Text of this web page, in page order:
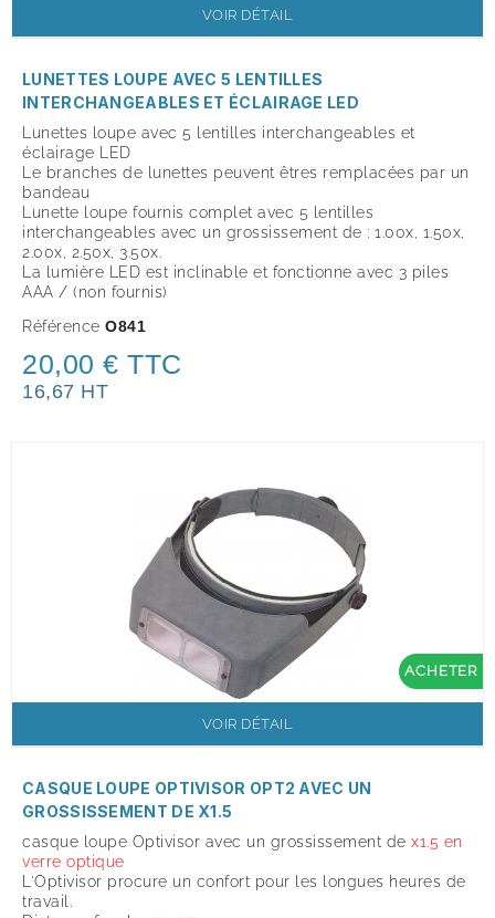
VOIR DÉTAIL
LUNETTES LOUPE AVEC 5 LENTILLES
INTERCHANGEABLES ET ÉCLAIRAGE LED
Lunettes loupe avec 5 lentilles interchangeables et
éclairage LED
Le branches de lunettes peuvent êtres remplacées par un
bandeau
Lunette loupe fournis complet avec 5 lentilles
interchangeables avec un grossissement de : 1.00x, 1.50x,
2.00x, 2.50x, 3.50x.
La lumière LED est inclinable et fonctionne avec 3 piles
AAA / (non fournis)
Référence O841
20,00 € TTC
16,67 HT
ACHETER
VOIR DÉTAIL
CASQUE LOUPE OPTIVISOR OPT2 AVEC UN
GROSSISSEMENT DE X1.5
casque loupe Optivisor avec un grossissement de x1.5 en
verre optique
L'Optivisor procure un confort pour les longues heures de
travail.